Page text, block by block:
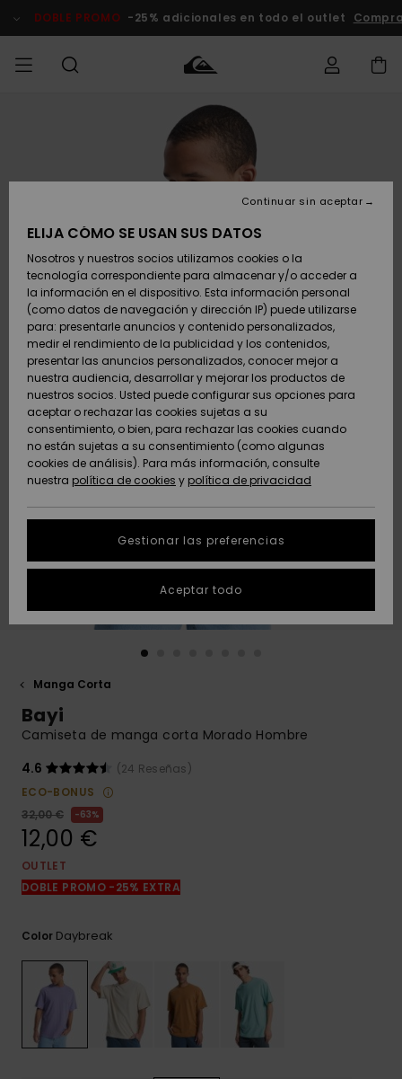
del
DOBLE PROMO -25% adicionales en todo el outlet
Ropa
Zapatos y
chanclas
Surf
Snow
Novedades
Destacados
Ropa
Zapatos y
chanclas
Surf
Snow
Novedades
Destacados
Shop
Destacados
Snow
SURF
Surf Shop
Hombre
Highlights
Comunidad
SNOW
Tienda
Snow
Snow Niños
Tienda
Snow Mujer
Destacados
Comunidad
DOBLE
PROMO
Outlet
Hombre
Outlet
Mujer
AYUDA &
CONTACTO
Accede a tu
pedido
Envio
Devoluciones
Pago
Tarjeta de
regalo
Quiksilver
Freedom
Protección de
datos
personales
Inicia una
conversación
la respuesta
respuestas a
las preguntas
contacto.
SOSTENIBILIDAD
Manga Corta
Bayi
Camiseta de manga corta Morado Hombre
4.6
(24 Reseñas)
ECO-BONUS
32,00 €
63%
12,00 €
OUTLET
DOBLE PROMO -25% EXTRA
Color Daybreak
ELIJA CÓMO SE USAN SUS DATOS
Nosotros y nuestros socios utilizamos cookies o la
tecnología correspondiente para almacenar y/o acceder a
la información en el dispositivo. Esta información personal
(como datos de navegación y dirección IP) puede utilizarse
para: presentarle anuncios y contenido personalizados,
medir el rendimiento de la publicidad y los contenidos,
presentar las anuncios personalizados, conocer mejor a
nuestra audiencia, desarrollar y mejorar los productos de
nuestros socios. Usted puede configurar sus opciones para
aceptar o rechazar las cookies sujetas a su
consentimiento, o bien, para rechazar las cookies cuando
no están sujetas a su consentimiento (como algunas
cookies de análisis). Para más información, consulte
nuestra política de cookies y política de privacidad
Gestionar las preferencias
Continuar sin aceptar
Aceptar todo